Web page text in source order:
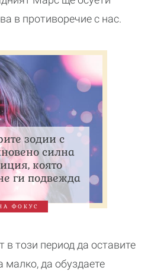
в противоречие с нас.
зодии с
силна
която
ги подвежда
ФОКУС
в този период да оставите
малко, да обуздаете